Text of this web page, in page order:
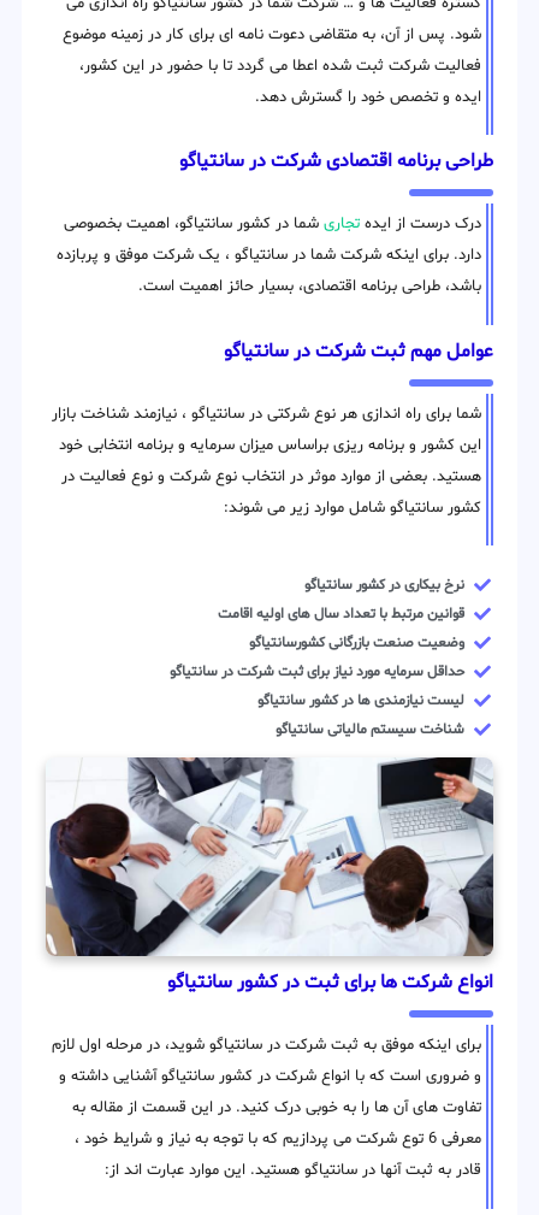
شود. پس از آن، به متقاضی دعوت نامه ای برای کار در زمینه موضوع
فعالیت شرکت ثبت شده اعطا می گردد تا با حضور در این کشور،
ایده و تخصص خود را گسترش دهد.
طراحی برنامه اقتصادی شرکت در سانتیاگو
درک درست از ایده تجاری شما در کشور سانتیاگو، اهمیت بخصوصی
دارد. برای اینکه شرکت شما در سانتیاگو ، یک شرکت موفق و پربازده
باشد، طراحی برنامه اقتصادی، بسیار حائز اهمیت است.
عوامل مهم ثبت شرکت در سانتیاگو
شما برای راه اندازی هر نوع شرکتی در سانتیاگو ، نیازمند شناخت بازار
این کشور و برنامه ریزی براساس میزان سرمایه و برنامه انتخابی خود
هستید. بعضی از موارد موثر در انتخاب نوع شرکت و نوع فعالیت در
کشور سانتیاگو شامل موارد زیر می شوند:
نرخ بیکاری در کشور سانتیاگو
قوانین مرتبط با تعداد سال های اولیه اقامت
وضعیت صنعت بازرگانی کشورسانتیاگو
حداقل سرمایه مورد نیاز برای ثبت شرکت در سانتیاگو
لیست نیازمندی ها در کشور سانتیاگو
شناخت سیستم مالیاتی سانتیاگو
انواع شرکت ها برای ثبت در کشور سانتیاگو
برای اینکه موفق به ثبت شرکت در سانتیاگو شوید، در مرحله اول لازم
و ضروری است که با انواع شرکت در کشور سانتیاگو آشنایی داشته و
تفاوت های آن ها را به خوبی درک کنید. در این قسمت از مقاله به
معرفی 6 توع شرکت می پردازیم که با توجه به نیاز و شرایط خود ،
قادر به ثبت آنها در سانتیاگو هستید. این موارد عبارت اند از: